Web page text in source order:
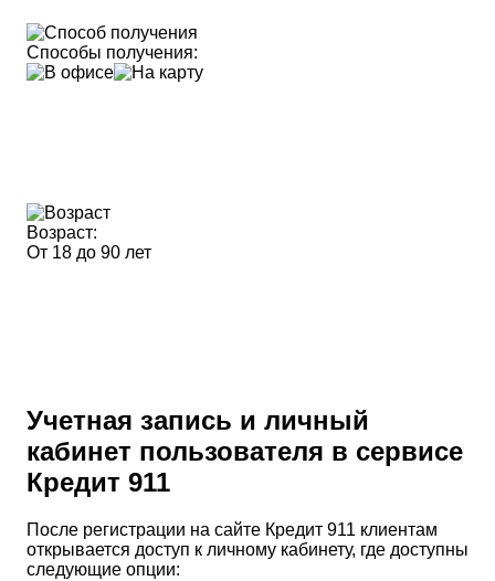
Способы получения:
Возраст:
От 18 до 90 лет
Учетная запись и личный
кабинет пользователя в сервисе
Кредит 911
После регистрации на сайте Кредит 911 клиентам
открывается доступ к личному кабинету, где доступны
следующие опции: